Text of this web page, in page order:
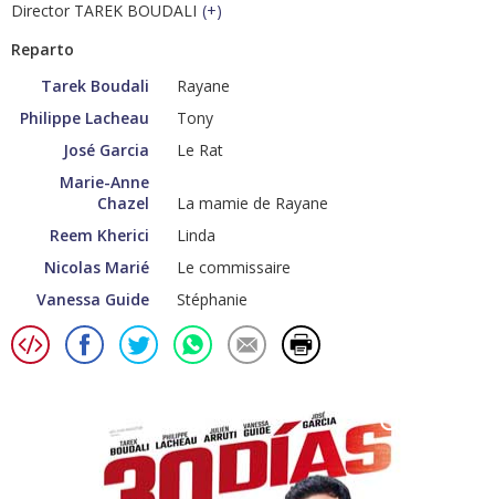
Director TAREK BOUDALI (+)
Reparto
Tarek Boudali
Rayane
Philippe Lacheau
Tony
José Garcia
Le Rat
Marie-Anne
Chazel
La mamie de Rayane
Reem Kherici
Linda
Nicolas Marié
Le commissaire
Vanessa Guide
Stéphanie